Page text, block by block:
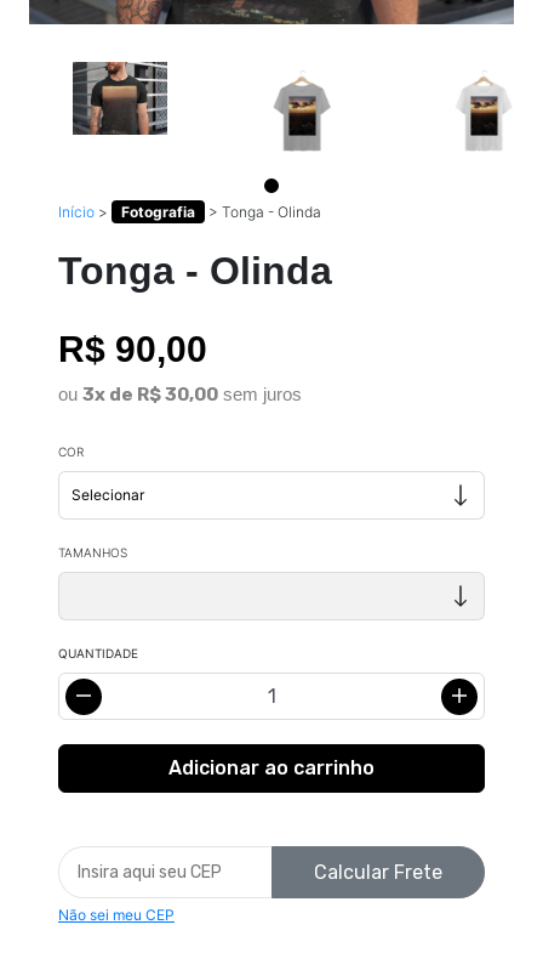
Início > Fotografia > Tonga - Olinda
Tonga - Olinda
R$ 90,00
ou 3x de R$ 30,00 sem juros
COR
TAMANHOS
QUANTIDADE
Calcular Frete
Não sei meu CEP